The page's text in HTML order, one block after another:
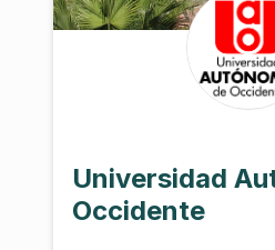
Universidad
Occidente